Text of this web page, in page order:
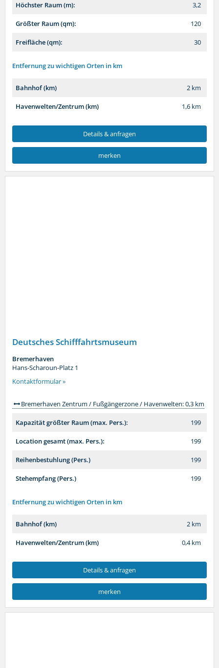
Höchster Raum (m): 3,2
Größter Raum (qm): 120
Freifläche (qm): 30
Entfernung zu wichtigen Orten in km
Bahnhof (km) 2 km
Havenwelten/Zentrum (km) 1,6 km
Details & anfragen
merken
Deutsches Schifffahrtsmuseum
Bremerhaven
Hans-Scharoun-Platz 1
Kontaktformular »
Bremerhaven Zentrum / Fußgängerzone / Havenwelten: 0,3 km
Kapazität größter Raum (max. Pers.): 199
Location gesamt (max. Pers.): 199
Reihenbestuhlung (Pers.) 199
Stehempfang (Pers.) 199
Entfernung zu wichtigen Orten in km
Bahnhof (km) 2 km
Havenwelten/Zentrum (km) 0,4 km
Details & anfragen
merken